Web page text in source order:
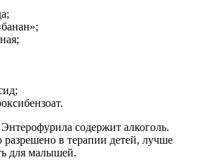
содержит алкоголь.
разрешено в терапии детей, лучше
для малышей.